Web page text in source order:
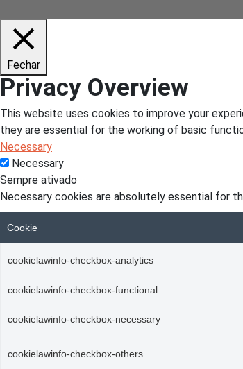
Fechar
Privacy Overview
This website uses cookies to improve your
they are essential for the working of basic
Necessary
Necessary
Sempre ativado
Necessary cookies are absolutely essential for
Cookie
cookielawinfo-checkbox-analytics
cookielawinfo-checkbox-functional
cookielawinfo-checkbox-necessary
cookielawinfo-checkbox-others